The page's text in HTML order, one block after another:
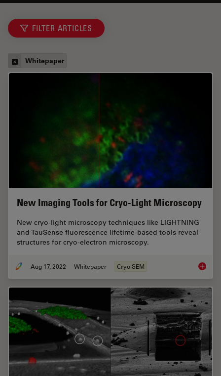
FILTER ARTICLES
Whitepaper
New Imaging Tools for Cryo-Light Microscopy
New cryo-light microscopy techniques like LIGHTNING
and TauSense fluorescence lifetime-based tools reveal
structures for cryo-electron microscopy.
Aug 17, 2022 Whitepaper Cryo SEM New